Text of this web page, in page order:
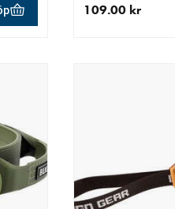
109.00 kr